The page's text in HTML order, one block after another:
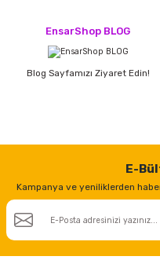
EnsarShop BLOG
Blog Sayfamızı Ziyaret Edin!
E-
Kampanya ve yeniliklerden